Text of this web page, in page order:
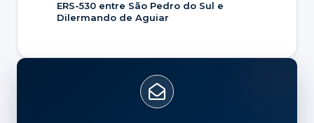
ERS-530 entre São Pedro do Sul e
Dilermando de Aguiar